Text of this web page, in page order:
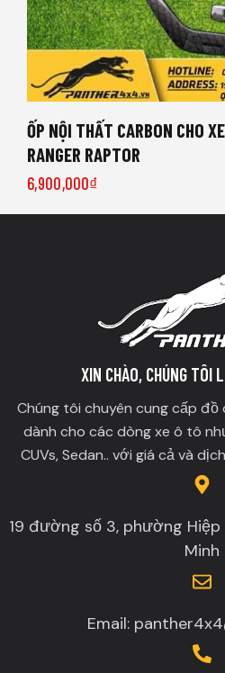
ỐP NỘI THẤT CARBON CHO
RANGER RAPTOR
6,900,000₫
XIN CHÀO, CHÚNG TÔI
Chúng tôi chuyên cung cấp đồ
dành cho các dòng xe ô tô
CUVs, Sedan.. với giá cả và
19 đường số 3, phường Hiệp
Minh
Email: